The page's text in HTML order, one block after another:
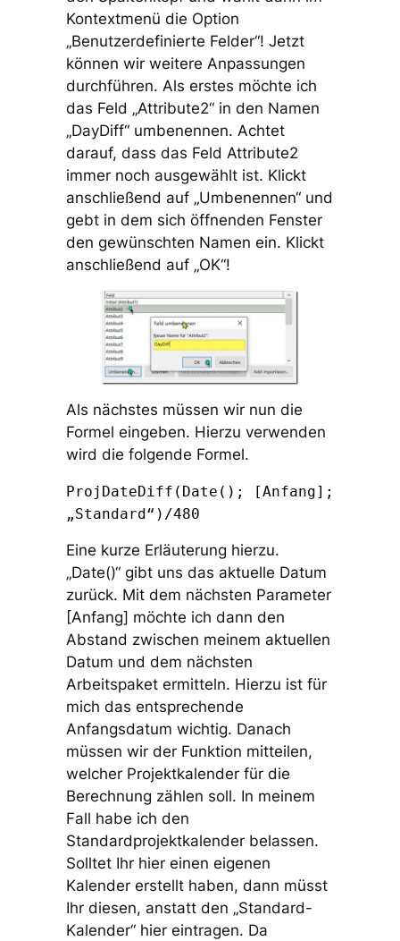
Kontextmenü die Option
„Benutzerdefinierte Felder“! Jetzt
können wir weitere Anpassungen
durchführen. Als erstes möchte ich
das Feld „Attribute2“ in den Namen
„DayDiff“ umbenennen. Achtet
darauf, dass das Feld Attribute2
immer noch ausgewählt ist. Klickt
anschließend auf „Umbenennen“ und
gebt in dem sich öffnenden Fenster
den gewünschten Namen ein. Klickt
anschließend auf „OK“!
Als nächstes müssen wir nun die
Formel eingeben. Hierzu verwenden
wird die folgende Formel.
ProjDateDiff(Date(); [Anfang];
„Standard“)/480
Eine kurze Erläuterung hierzu.
„Date()“ gibt uns das aktuelle Datum
zurück. Mit dem nächsten Parameter
[Anfang] möchte ich dann den
Abstand zwischen meinem aktuellen
Datum und dem nächsten
Arbeitspaket ermitteln. Hierzu ist für
mich das entsprechende
Anfangsdatum wichtig. Danach
müssen wir der Funktion mitteilen,
welcher Projektkalender für die
Berechnung zählen soll. In meinem
Fall habe ich den
Standardprojektkalender belassen.
Solltet Ihr hier einen eigenen
Kalender erstellt haben, dann müsst
Ihr diesen, anstatt den „Standard-
Kalender“ hier eintragen. Da